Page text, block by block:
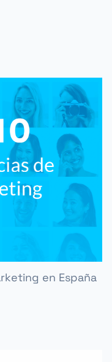
en España